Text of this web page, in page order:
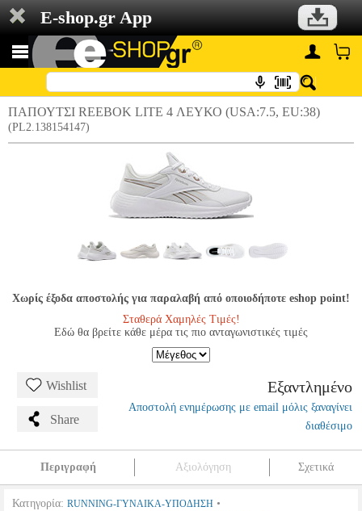
E-shop.gr App
ΠΑΠΟΥΤΣΙ REEBOK LITE 4 ΛΕΥΚΟ (USA:7.5, EU:38)
(PL2.138154147)
Χωρίς έξοδα αποστολής για παραλαβή από οποιοδήποτε eshop point!
Σταθερά Χαμηλές Τιμές!
Εδώ θα βρείτε κάθε μέρα τις πιο ανταγωνιστικές τιμές
Wishlist
Share
Εξαντλημένο
Αποστολή ενημέρωσης με email μόλις ξαναγίνει
διαθέσιμο
Περιγραφή Αξιολόγηση Σχετικά
Κατηγορία: RUNNING-ΓΥΝΑΙΚΑ-ΥΠΟΔΗΣΗ •